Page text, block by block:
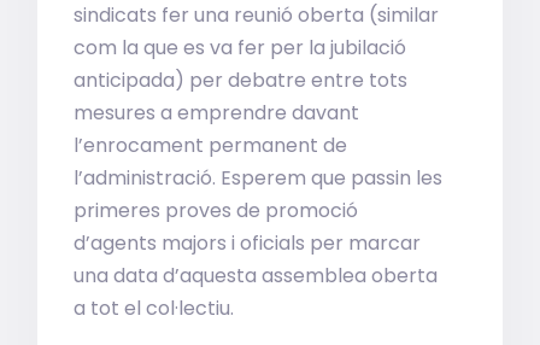
sindicats fer una reunió oberta (similar
com la que es va fer per la jubilació
anticipada) per debatre entre tots
mesures a emprendre davant
l’enrocament permanent de
l’administració. Esperem que passin les
primeres proves de promoció
d’agents majors i oficials per marcar
una data d’aquesta assemblea oberta
a tot el col·lectiu.